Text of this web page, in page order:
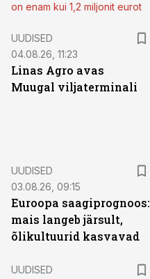
on enam kui 1,2 miljonit eurot
UUDISED
04.08.26, 11:23
Linas Agro avas
Muugal viljaterminali
UUDISED
03.08.26, 09:15
Euroopa saagiprognoos:
mais langeb järsult,
õlikultuurid kasvavad
UUDISED